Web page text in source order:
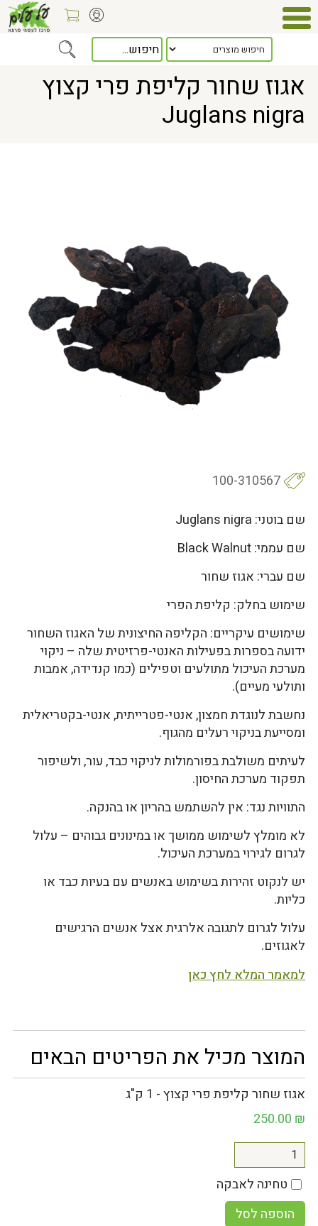
> אגוז שחור קליפת פרי קצוץ Juglans nigra
אגוז שחור קליפת פרי קצוץ
Juglans nigra
100-310567
שם בוטני: Juglans nigra
שם עממי: Black Walnut
שם עברי: אגוז שחור
שימוש בחלק: קליפת הפרי
שימושים עיקריים: הקליפה החיצונית של האגוז השחור
ידועה בספרות בפעילות האנטי-פרזיטית שלה – ניקוי
מערכת העיכול מתולעים וטפילים (כמו קנדידה, אמבות
ותולעי מעיים).
נחשבת לנוגדת חמצון, אנטי-פטרייתית, אנטי-בקטריאלית
ומסייעת בניקוי רעלים מהגוף.
לעיתים משולבת בפורמולות לניקוי כבד, עור, ולשיפור
תפקוד מערכת החיסון.
התוויות נגד: אין להשתמש בהריון או בהנקה.
לא מומלץ לשימוש ממושך או במינונים גבוהים – עלול
לגרום לגירוי במערכת העיכול.
יש לנקוט זהירות בשימוש באנשים עם בעיות כבד או
כליות.
עלול לגרום לתגובה אלרגית אצל אנשים הרגישים
לאגוזים.
למאמר המלא לחץ כאן
המוצר מכיל את הפריטים הבאים
אגוז שחור קליפת פרי קצוץ - 1 ק"ג
250.00 ₪
טחינה לאבקה
הוספה לסל